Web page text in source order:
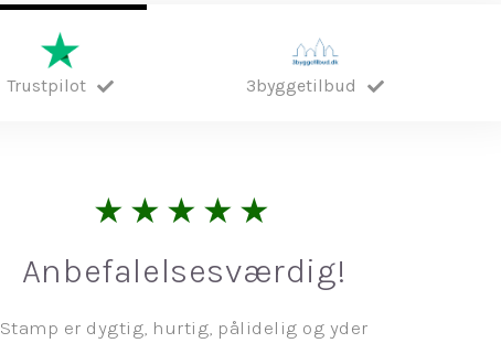
Trustpilot 3byggetilbud
★★★★★
Anbefalelsesværdig!
Stamp er dygtig, hurtig, pålidelig og yder